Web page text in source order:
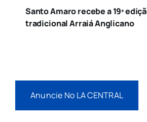
Santo Amaro recebe a 19ª
tradicional Arraiá Anglicano
Anuncie No LA CENTRAL